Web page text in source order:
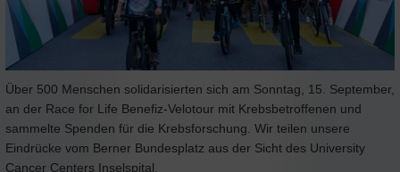
Über 500 Menschen solidarisierten sich am Sonntag, 15. September,
an der Race for Life Benefiz-Velotour mit Krebsbetroffenen und
sammelte Spenden für die Krebsforschung. Wir teilen unsere
Eindrücke vom Berner Bundesplatz aus der Sicht des University
Cancer Centers Inselspital.